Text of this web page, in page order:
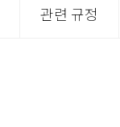
관련 규정